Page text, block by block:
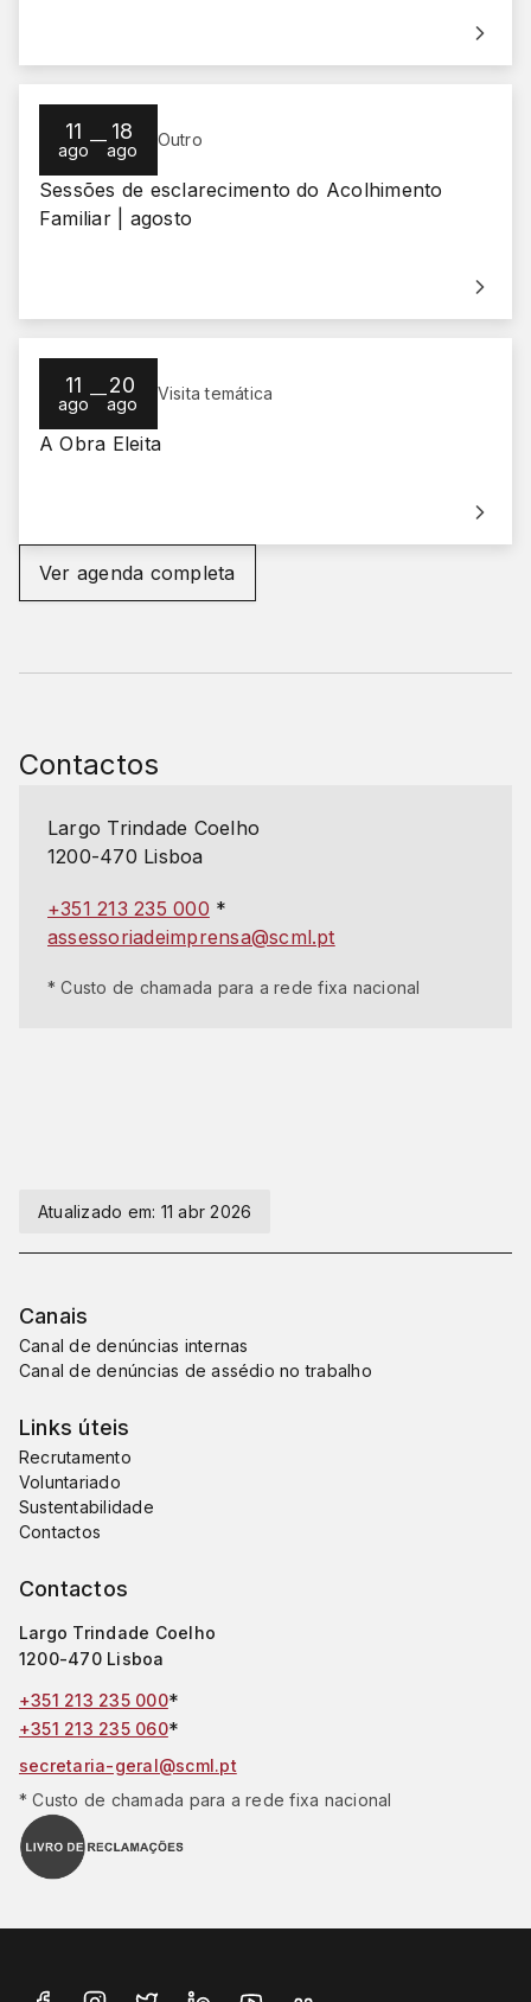
11
ago
— 18
ago Outro
Sessões de esclarecimento do Acolhimento
Familiar | agosto
11
ago
—20
ago Visita temática
A Obra Eleita
Ver agenda completa
Contactos
Largo Trindade Coelho
1200-470 Lisboa
+351 213 235 000 *
assessoriadeimprensa@scml.pt
* Custo de chamada para a rede fixa nacional
Atualizado em: 11 abr 2026
Canais
Canal de denúncias internas
Canal de denúncias de assédio no trabalho
Links úteis
Recrutamento
Voluntariado
Sustentabilidade
Contactos
Contactos
Largo Trindade Coelho
1200-470 Lisboa
+351 213 235 000*
+351 213 235 060*
secretaria-geral@scml.pt
* Custo de chamada para a rede fixa nacional